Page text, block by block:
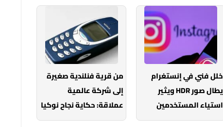
خلل فني في إنستغرام
يطال صور HDR ويثير
استياء المستخدمين
من قرية فنلندية صغيرة
إلى شركة عالمية
عملاقة: حكاية نجاح نوكيا